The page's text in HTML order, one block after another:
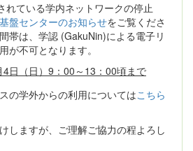
れている学内ネットワークの停止
盤センターのお知らせをご覧くださ
帯は、学認 (GakuNin)による電子リ
が不可となります。
日（日）9：00～13：00頃まで
の学外からの利用についてはこちら
しますが、ご理解ご協力の程よろし